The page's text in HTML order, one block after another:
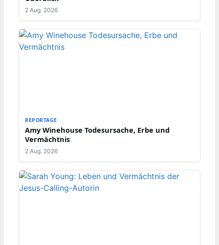
2 Aug. 2026
REPORTAGE
Amy Winehouse Todesursache, Erbe und
Vermächtnis
2 Aug. 2026